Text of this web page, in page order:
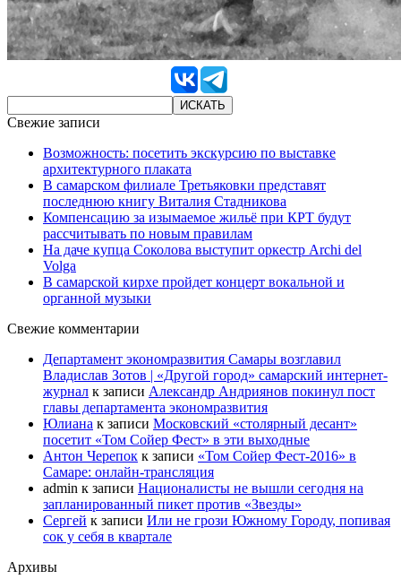
Свежие записи
Возможность: посетить экскурсию по выставке
архитектурного плаката
В самарском филиале Третьяковки представят
последнюю книгу Виталия Стадникова
Компенсацию за изымаемое жильё при КРТ будут
рассчитывать по новым правилам
На даче купца Соколова выступит оркестр Archi del
Volga
В самарской кирхе пройдет концерт вокальной и
органной музыки
Свежие комментарии
Департамент экономразвития Самары возглавил
Владислав Зотов | «Другой город» самарский интернет-
журнал к записи Александр Андриянов покинул пост
главы департамента экономразвития
Юлиана к записи Московский «столярный десант»
посетит «Том Сойер Фест» в эти выходные
Антон Черепок к записи «Том Сойер Фест-2016» в
Самаре: онлайн-трансляция
admin к записи Националисты не вышли сегодня на
запланированный пикет против «Звезды»
Сергей к записи Или не грози Южному Городу, попивая
сок у себя в квартале
Архивы